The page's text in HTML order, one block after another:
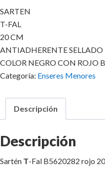
SARTEN
T-FAL
20 CM
ANTIADHERENTE SELLADO
COLOR NEGRO CON ROJO
Categoría: Enseres Menores
Descripción
Descripción
Sartén T-Fal B5620282 rojo